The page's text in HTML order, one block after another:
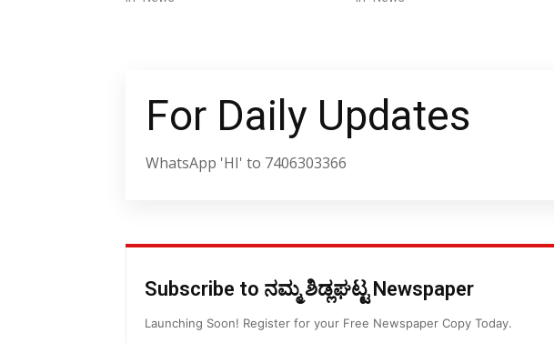
For Daily Updates
WhatsApp 'HI' to 7406303366
Subscribe to ನಮ್ಮ ಶಿಡ್ಲಘಟ್ಟ Newspaper
Launching Soon! Register for your Free Newspaper Copy Today.